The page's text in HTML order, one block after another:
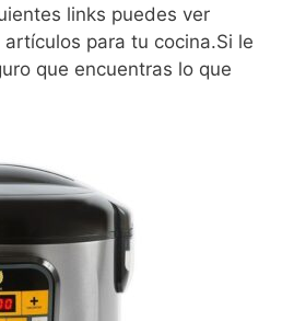
links puedes ver
para tu cocina.Si le
que encuentras lo que